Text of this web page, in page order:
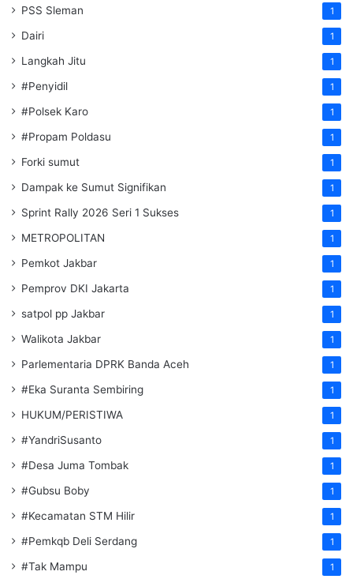
PSS Sleman 1
Dairi 1
Langkah Jitu 1
#Penyidil 1
#Polsek Karo 1
#Propam Poldasu 1
Forki sumut 1
Dampak ke Sumut Signifikan 1
Sprint Rally 2026 Seri 1 Sukses 1
METROPOLITAN 1
Pemkot Jakbar 1
Pemprov DKI Jakarta 1
satpol pp Jakbar 1
Walikota Jakbar 1
Parlementaria DPRK Banda Aceh 1
#Eka Suranta Sembiring 1
HUKUM/PERISTIWA 1
#YandriSusanto 1
#Desa Juma Tombak 1
#Gubsu Boby 1
#Kecamatan STM Hilir 1
#Pemkqb Deli Serdang 1
#Tak Mampu 1